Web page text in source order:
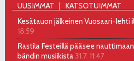
UUSIMMAT
KATSOTUIMMAT
Kesätauon jälkeinen Vuosaari-lehti
18:59
Rastila Festeillä pääsee
bändin musiikista 31.7. 11:47